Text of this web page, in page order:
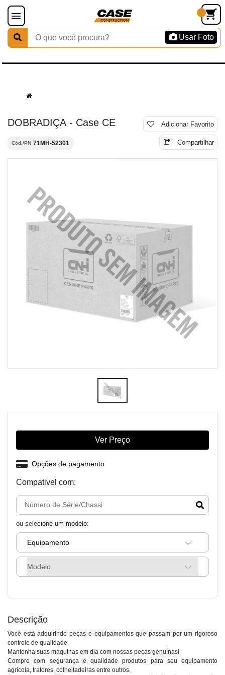
Usar Foto
DOBRADIÇA - Case CE
Cód./PN 71MH-52301
Adicionar Favorito
Compartilhar
Compativel com:
ou selecione um modelo:
Equipamento
Modelo
Opções de pagamento
Ver Preço
Descrição
Você está adquirindo peças e equipamentos que passam por um rigoroso
controle de qualidade.
Mantenha suas máquinas em dia com nossas peças genuínas!
Compre com segurança e qualidade produtos para seu equipamento
agrícola, tratores, colheitadeiras entre outros.